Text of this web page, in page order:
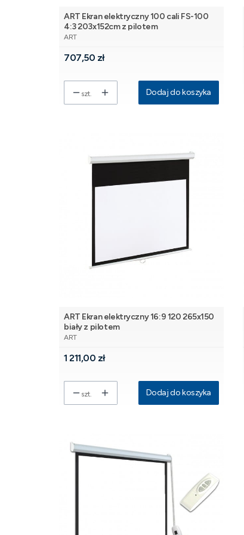
ART Ekran elektryczny 100 cali FS-100
4:3 203x152cm z pilotem
PRODUCENT
ART
Cena
707,50 zł
szt. Dodaj do koszyka
ART Ekran elektryczny 16:9 120 265x150
biały z pilotem
PRODUCENT
ART
Cena
1 211,00 zł
szt. Dodaj do koszyka